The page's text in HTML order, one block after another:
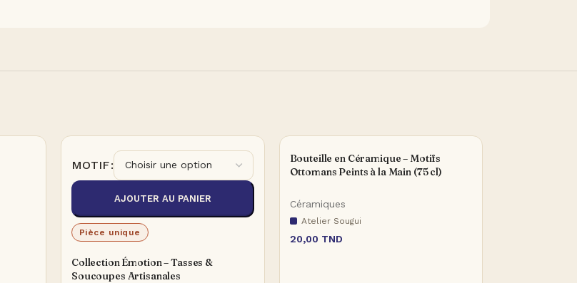
MOTIF
AJOUTER AU PANIER
Pièce unique
Collection Émotion – Tasses &
Soucoupes Artisanales
Bouteille en Céramique – Motifs
Ottomans Peints à la Main (75 cl)
Céramiques
Atelier Sougui
20,00 TND